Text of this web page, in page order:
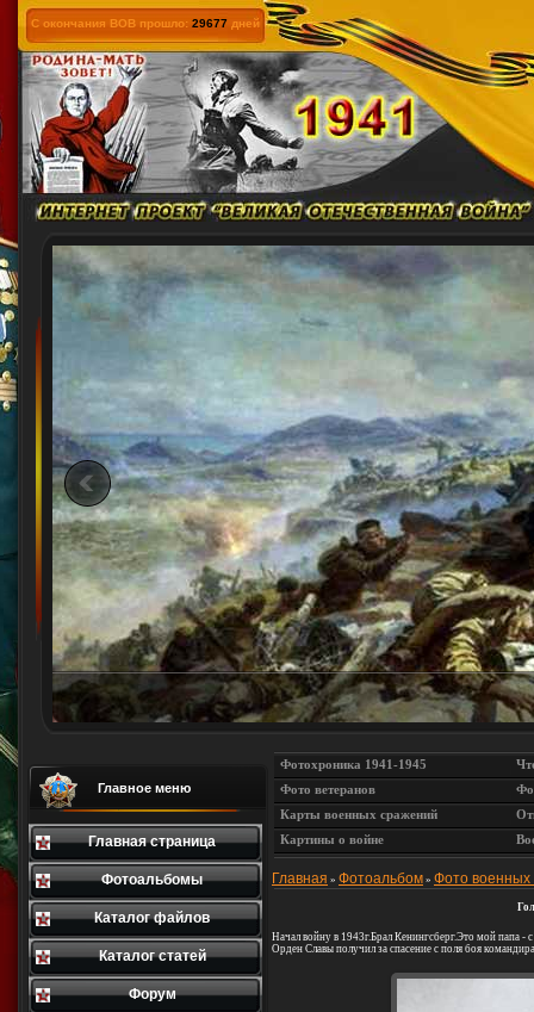
С окончания ВОВ прошло: 29677 дней
Главное меню
Главная страница
Фотоальбомы
Каталог файлов
Каталог статей
Форум
Фотохроника 1941-1945
Фото ветеранов
Карты военных сражений
Картины о войне
Главная » Фотоальбом » Фото военных
Начал войну в 1943г.Брал Кенингсберг.Это мой папа -
Орден Славы получил за спасение с поля боя